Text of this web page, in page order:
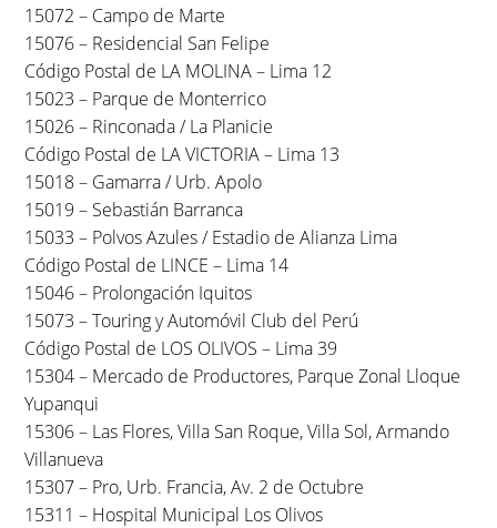
15072 – Campo de Marte
15076 – Residencial San Felipe
Código Postal de LA MOLINA – Lima 12
15023 – Parque de Monterrico
15026 – Rinconada / La Planicie
Código Postal de LA VICTORIA – Lima 13
15018 – Gamarra / Urb. Apolo
15019 – Sebastián Barranca
15033 – Polvos Azules / Estadio de Alianza Lima
Código Postal de LINCE – Lima 14
15046 – Prolongación Iquitos
15073 – Touring y Automóvil Club del Perú
Código Postal de LOS OLIVOS – Lima 39
15304 – Mercado de Productores, Parque Zonal Lloque
Yupanqui
15306 – Las Flores, Villa San Roque, Villa Sol, Armando
Villanueva
15307 – Pro, Urb. Francia, Av. 2 de Octubre
15311 – Hospital Municipal Los Olivos